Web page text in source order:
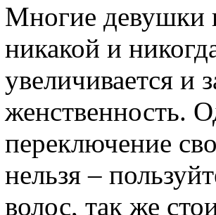
Многие девушки
никакой и
увеличивается и
женственность.
переключение
нельзя –
волос, так же